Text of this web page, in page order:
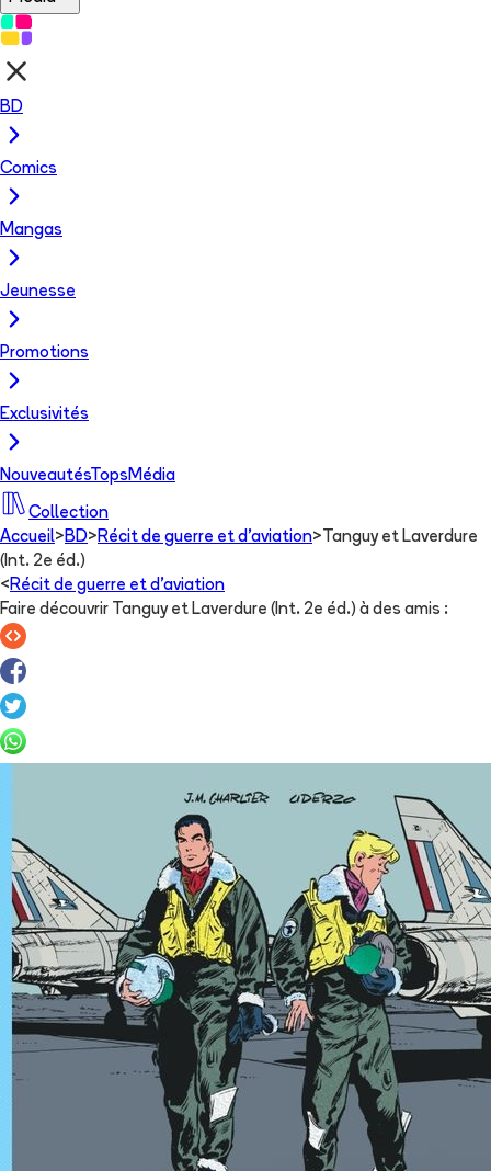
BD
Comics
Mangas
Jeunesse
Promotions
Exclusivités
NouveautésTops Média
Collection
Accueil> BD> Récit de guerre et d'aviation> Tanguy et Laverdure
(Int. 2e éd.)
< Récit de guerre et d'aviation
Faire découvrir Tanguy et Laverdure (Int. 2e éd.) à des amis :